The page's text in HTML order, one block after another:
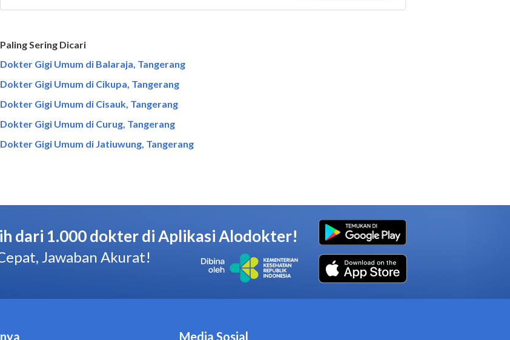
Paling Sering Dicari
Dokter Gigi Umum di Balaraja, Tangerang
Dokter Gigi Umum di Cikupa, Tangerang
Dokter Gigi Umum di Cisauk, Tangerang
Dokter Gigi Umum di Curug, Tangerang
Dokter Gigi Umum di Jatiuwung, Tangerang